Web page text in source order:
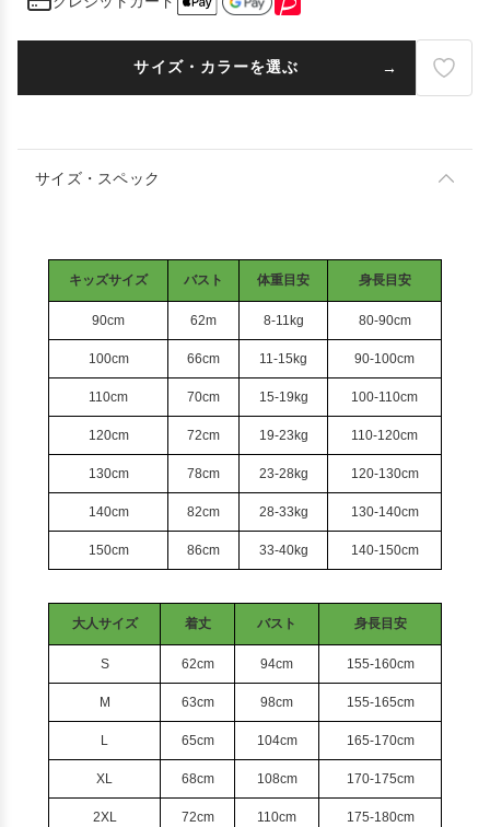
サイズ・カラーを選ぶ
サイズ・スペック
キッズサイズ バスト 体重目安 身長目安
90cm 62m 8-11kg 80-90cm
100cm 66cm 11-15kg 90-100cm
110cm 70cm 15-19kg 100-110cm
120cm 72cm 19-23kg 110-120cm
130cm 78cm 23-28kg 120-130cm
140cm 82cm 28-33kg 130-140cm
150cm 86cm 33-40kg 140-150cm
大人サイズ 着丈 バスト 身長目安
S 62cm 94cm 155-160cm
M 63cm 98cm 155-165cm
L 65cm 104cm 165-170cm
XL 68cm 108cm 170-175cm
2XL 72cm 110cm 175-180cm